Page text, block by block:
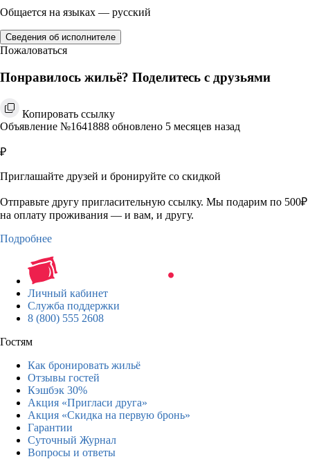
Общается на языках — русский
Сведения об исполнителе
Пожаловаться
Понравилось жильё? Поделитесь с друзьями
Копировать ссылку
Объявление №1641888 обновлено 5 месяцев назад
₽
Приглашайте друзей и бронируйте со скидкой
Отправьте другу пригласительную ссылку. Мы подарим по 500₽
на оплату проживания — и вам, и другу.
Подробнее
Личный кабинет
Служба поддержки
8 (800) 555 2608
Гостям
Как бронировать жильё
Отзывы гостей
Кэшбэк 30%
Акция «Пригласи друга»
Акция «Скидка на первую бронь»
Гарантии
Суточный Журнал
Вопросы и ответы